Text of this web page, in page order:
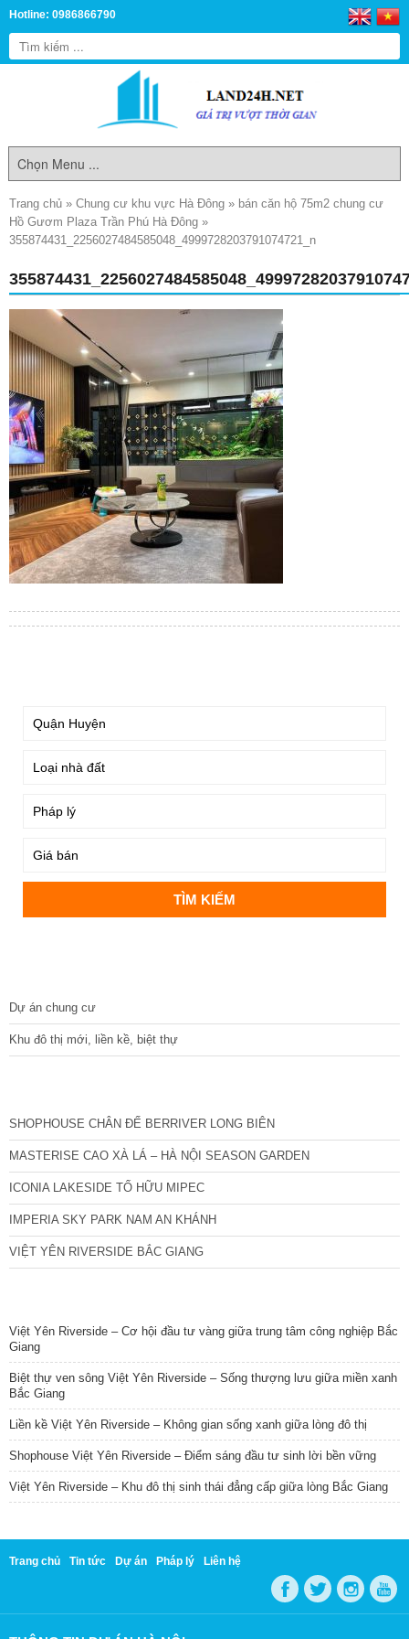
Hotline: 0986866790
Trang chủ » Chung cư khu vực Hà Đông » bán căn hộ 75m2 chung cư
Hồ Gươm Plaza Trần Phú Hà Đông »
355874431_2256027484585048_4999728203791074721_n
Dự án chung cư
Khu đô thị mới, liền kề, biệt thự
SHOPHOUSE CHÂN ĐẾ BERRIVER LONG BIÊN
MASTERISE CAO XÀ LÁ – HÀ NỘI SEASON GARDEN
ICONIA LAKESIDE TỐ HỮU MIPEC
IMPERIA SKY PARK NAM AN KHÁNH
VIỆT YÊN RIVERSIDE BẮC GIANG
Việt Yên Riverside – Cơ hội đầu tư vàng giữa trung tâm công nghiệp Bắc
Giang
Biệt thự ven sông Việt Yên Riverside – Sống thượng lưu giữa miền xanh
Bắc Giang
Liền kề Việt Yên Riverside – Không gian sống xanh giữa lòng đô thị
Shophouse Việt Yên Riverside – Điểm sáng đầu tư sinh lời bền vững
Việt Yên Riverside – Khu đô thị sinh thái đẳng cấp giữa lòng Bắc Giang
Trang chủ Tin tức Dự án Pháp lý Liên hệ